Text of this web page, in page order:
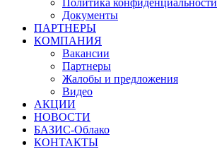
Политика конфиденциальности
Документы
ПАРТНЕРЫ
КОМПАНИЯ
Вакансии
Партнеры
Жалобы и предложения
Видео
АКЦИИ
НОВОСТИ
БАЗИС-Облако
КОНТАКТЫ